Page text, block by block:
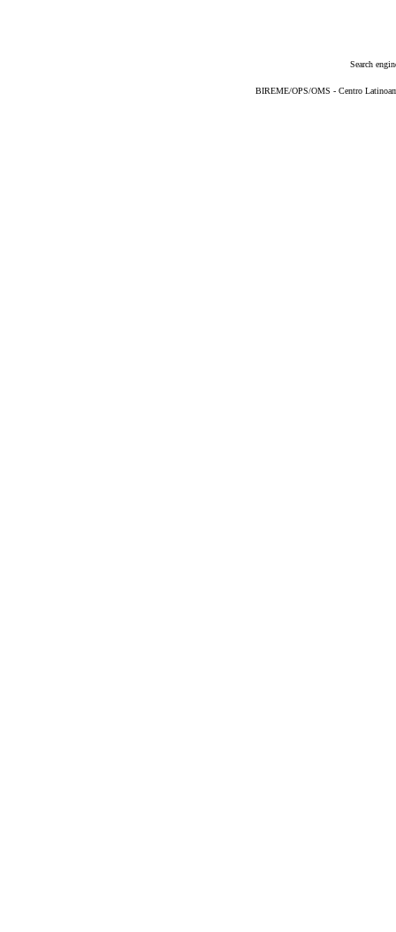
Search
BIREME/OPS/OMS - Centro